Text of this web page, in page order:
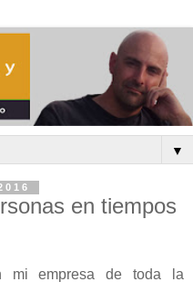
▼
en tiempos
mi empresa de toda la